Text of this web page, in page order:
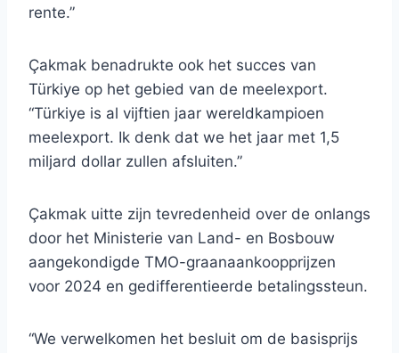
rente.”
Çakmak benadrukte ook het succes van
Türkiye op het gebied van de meelexport.
“Türkiye is al vijftien jaar wereldkampioen
meelexport. Ik denk dat we het jaar met 1,5
miljard dollar zullen afsluiten.”
Çakmak uitte zijn tevredenheid over de onlangs
door het Ministerie van Land- en Bosbouw
aangekondigde TMO-graanaankoopprijzen
voor 2024 en gedifferentieerde betalingssteun.
“We verwelkomen het besluit om de basisprijs